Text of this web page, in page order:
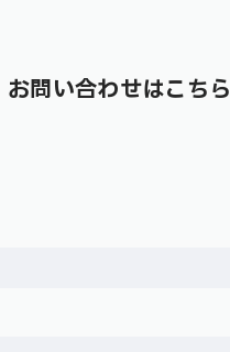
お問い合わせはこちら